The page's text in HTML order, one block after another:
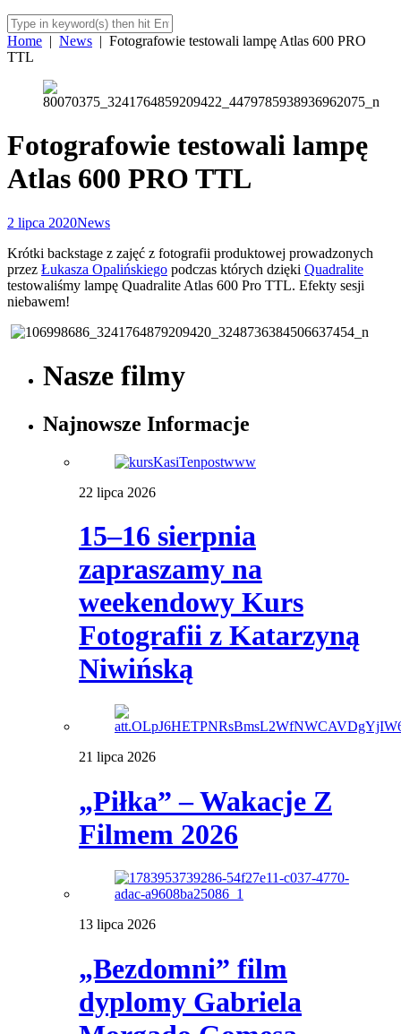
Home | News | Fotografowie testowali lampę Atlas 600 PRO
TTL
Fotografowie testowali lampę
Atlas 600 PRO TTL
2 lipca 2020News
Krótki backstage z zajęć z fotografii produktowej prowadzonych
przez Łukasza Opalińskiego podczas których dzięki Quadralite
testowaliśmy lampę Quadralite Atlas 600 Pro TTL. Efekty sesji
niebawem!
Nasze filmy
Najnowsze Informacje
22 lipca 2026
15–16 sierpnia
zapraszamy na
weekendowy Kurs
Fotografii z Katarzyną
Niwińską
21 lipca 2026
„Piłka” – Wakacje Z
Filmem 2026
13 lipca 2026
„Bezdomni” film
dyplomy Gabriela